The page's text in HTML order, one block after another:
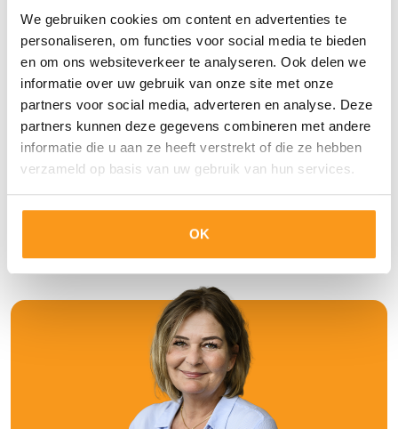
We gebruiken cookies om content en advertenties te
personaliseren, om functies voor social media te bieden
en om ons websiteverkeer te analyseren. Ook delen we
informatie over uw gebruik van onze site met onze
partners voor social media, adverteren en analyse. Deze
partners kunnen deze gegevens combineren met andere
informatie die u aan ze heeft verstrekt of die ze hebben
verzameld op basis van uw gebruik van hun services.
OK
Accepteer voorwaarden
Ja, ik geef toestemming om mijn
gegevens voor 12 maanden te
bewaren.
The AdminPeople B.V. verzamelt als
verantwoordelijke in de zin van de AVG,
de door jou verstrekte persoonlijke
gegevens en gebruikt deze om de
sollicitatie te verwerken en jou te
koppelen aan één of meerdere vacatures.
We bewaren je gegevens in onze
database tot vier weken na beëindiging
van de sollicitatieprocedure. Alleen als je
ons daarvoor toestemming geeft bewaren
wij je gegevens tot 12 maanden na de
beëindiging van de procedure. Je kan The
AdminPeople B.V. op elk moment
verzoeken jouw gegevens te verwijderen
of de toestemming in te trekken. Meer
informatie vind je in het Privacy Statement
van The AdminPeople B.V..
Solliciteer